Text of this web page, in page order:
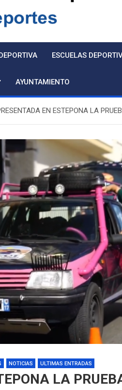
ESCUELAS
AYUNTAMIENTO
EN ESTEPONA LA
NOTICIAS ULTIMAS ENTRADAS
LA